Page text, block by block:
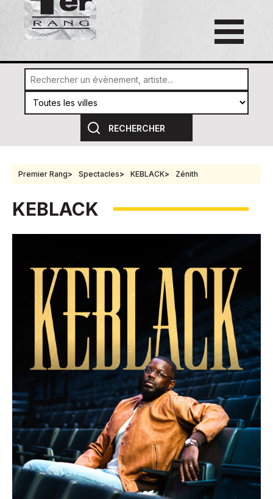
Premier Rang Spectacles KEBLACK Zénith
KEBLACK